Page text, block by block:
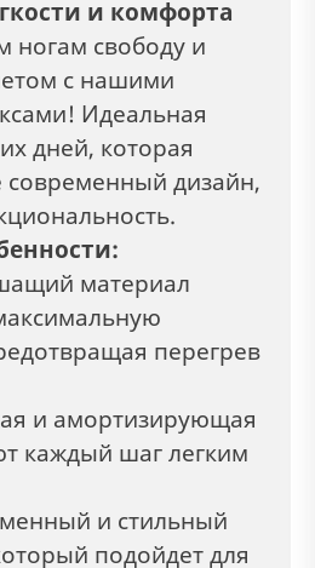
и комфорта
ногам свободу и
с нашими
Идеальная
дней, которая
современный дизайн,
материал
перегрев
и амортизирующая
каждый шаг легким
и стильный
подойдет для